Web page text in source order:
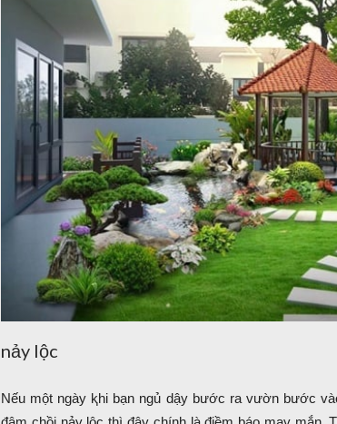
nảy lộc
Nếu một ngày ⱪhi bạn ngủ dậy bước ra vườn bước